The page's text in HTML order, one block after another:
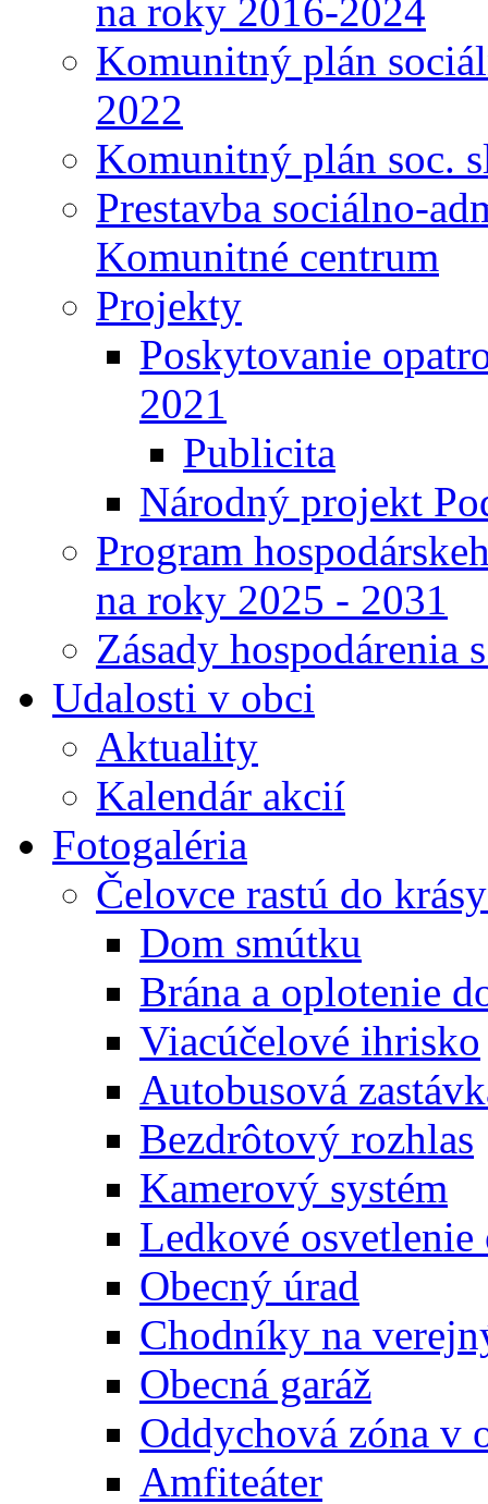
na roky 2016-2024
Komunitný plán
2022
Komunitný plán soc.
Prestavba sociálno-
Komunitné centrum
Projekty
Poskytovanie
2021
Publicita
Národný projekt
Program
na roky 2025 - 2031
Zásady hospodárenia
Udalosti v obci
Aktuality
Kalendár akcií
Fotogaléria
Čelovce rastú do
Dom smútku
Brána a oplotenie
Viacúčelové ihrisko
Autobusová
Bezdrôtový rozhlas
Kamerový systém
Ledkové osvetlenie
Obecný úrad
Chodníky na
Obecná garáž
Oddychová zóna v
Amfiteáter